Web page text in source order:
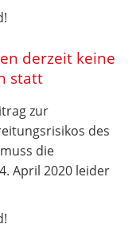
derzeit keine
statt
zur
des
die
April 2020 leider